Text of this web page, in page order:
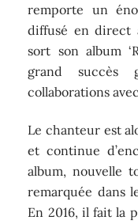
remporte un
diffusé en direct
sort son album
grand succès
collaborations
Le chanteur est
et continue
album, nouvelle
remarquée dans
En 2016, il fait la